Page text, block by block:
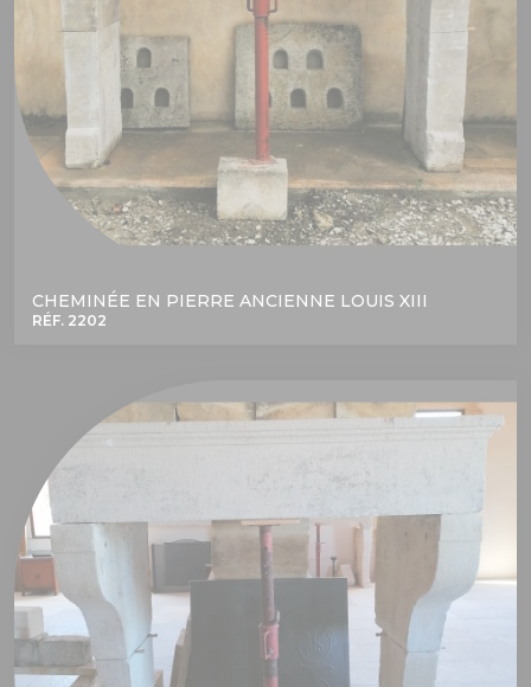
CHEMINÉE EN PIERRE ANCIENNE LOUIS XIII
RÉF. 2202